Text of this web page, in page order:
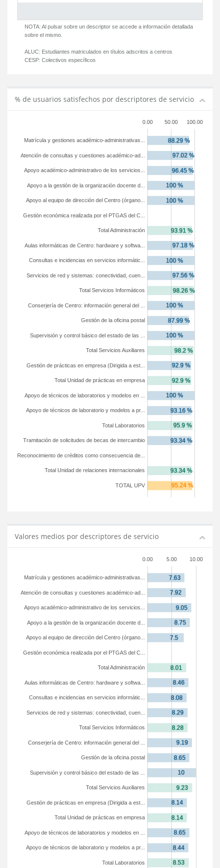
NOTA: Al pulsar sobre un descriptor se accede a información detallada
sobre el mismo.
ALUC: Estudiantes matriculados en títulos adscritos a centros
CESP: Colectivos específicos
% de usuarios satisfechos por descriptores de servicio
0.00 50.00 100.00
TOTAL UPV
Total Unidad de relaciones internacionales
Reconocimiento de créditos como consecuencia de...
Tramitación de solicitudes de becas de intercambio
Total Laboratorios
Apoyo de técnicos de laboratorio y modelos a pr...
Apoyo de técnicos de laboratorios y modelos en ...
Total Unidad de prácticas en empresa
Gestión de prácticas en empresa (Dirigida a est...
Total Servicios Auxiliares
Supervisión y control básico del estado de las ...
Gestión de la oficina postal
Conserjería de Centro: información general del ...
Total Servicios Informáticos
Servicios de red y sistemas: conectividad, cuen...
Consultas e incidencias en servicios informátic...
Aulas informáticas de Centro: hardware y softwa...
Total Administración
Gestión económica realizada por el PTGAS del C...
Apoyo al equipo de dirección del Centro (órgano...
Apoyo a la gestión de la organización docente d...
Apoyo académico-administrativo de los servicios...
Atención de consultas y cuestiones académico-ad...
Matrícula y gestiones académico-administrativas...
Valores medios por descriptores de servicio
0.00 5.00 10.00
Total Laboratorios
Apoyo de técnicos de laboratorio y modelos a pr...
Apoyo de técnicos de laboratorios y modelos en ...
Total Unidad de prácticas en empresa
Gestión de prácticas en empresa (Dirigida a est...
Total Servicios Auxiliares
Supervisión y control básico del estado de las ...
Gestión de la oficina postal
Conserjería de Centro: información general del ...
Total Servicios Informáticos
Servicios de red y sistemas: conectividad, cuen...
Consultas e incidencias en servicios informátic...
Aulas informáticas de Centro: hardware y softwa...
Total Administración
Gestión económica realizada por el PTGAS del C...
Apoyo al equipo de dirección del Centro (órgano...
Apoyo a la gestión de la organización docente d...
Apoyo académico-administrativo de los servicios...
Atención de consultas y cuestiones académico-ad...
Matrícula y gestiones académico-administrativas...